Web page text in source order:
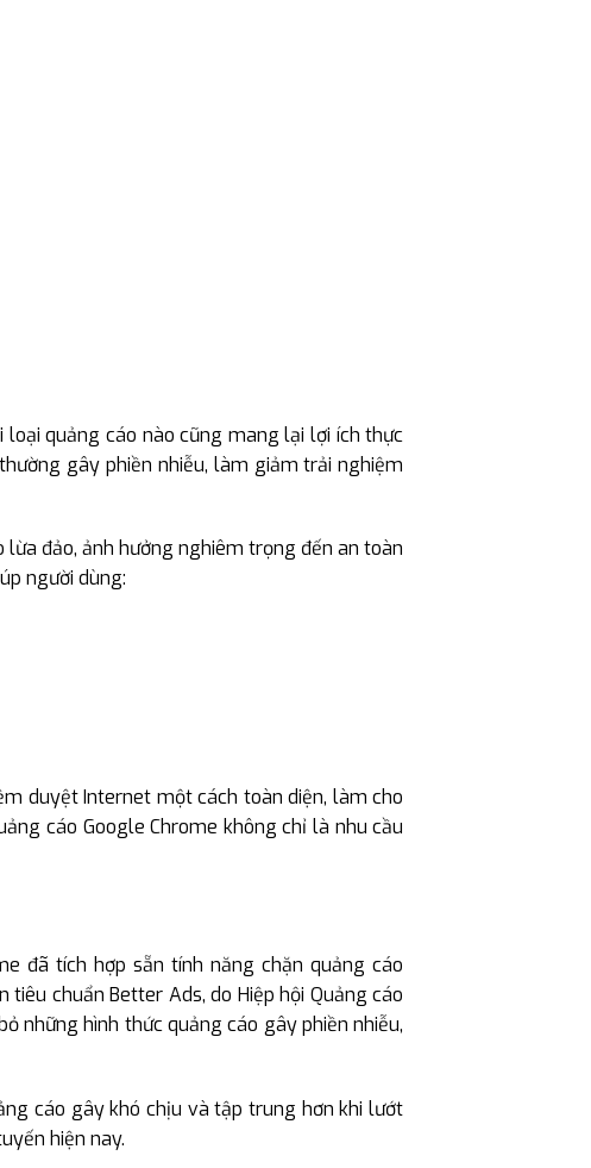
quảng cáo nào cũng mang lại lợi ích thực
gây phiền nhiễu, làm giảm trải nghiệm
đảo, ảnh hưởng nghiêm trọng đến an toàn
người dùng:
duyệt Internet một cách toàn diện, làm cho
cáo Google Chrome không chỉ là nhu cầu
đã tích hợp sẵn tính năng chặn quảng cáo
chuẩn Better Ads, do Hiệp hội Quảng cáo
những hình thức quảng cáo gây phiền nhiễu,
cáo gây khó chịu và tập trung hơn khi lướt
hiện nay.